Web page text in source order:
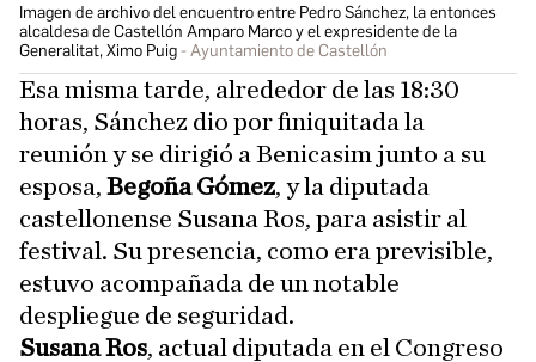
Imagen de archivo del encuentro entre Pedro Sánchez, la entonces
alcaldesa de Castellón Amparo Marco y el expresidente de la
Generalitat, Ximo Puig
Ayuntamiento de Castellón
Esa misma tarde, alrededor de las 18:30
horas, Sánchez dio por finiquitada la
reunión y se dirigió a Benicasim junto a su
esposa, Begoña Gómez, y la diputada
castellonense Susana Ros, para asistir al
festival. Su presencia, como era previsible,
estuvo acompañada de un notable
despliegue de seguridad.
Susana Ros, actual diputada en el Congreso